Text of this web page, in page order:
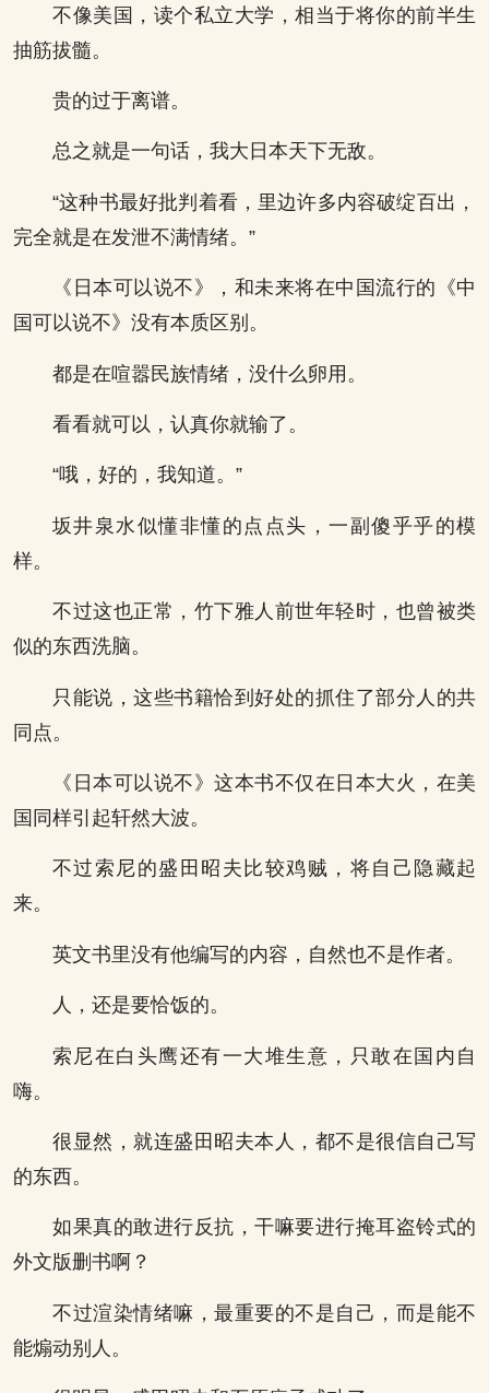
不像美国，读个私立大学，相当于将你的前半生
抽筋拔髓。
贵的过于离谱。
总之就是一句话，我大日本天下无敌。
“这种书最好批判着看，里边许多内容破绽百出，
完全就是在发泄不满情绪。”
《日本可以说不》，和未来将在中国流行的《中
国可以说不》没有本质区别。
都是在喧嚣民族情绪，没什么卵用。
看看就可以，认真你就输了。
“哦，好的，我知道。”
坂井泉水似懂非懂的点点头，一副傻乎乎的模
样。
不过这也正常，竹下雅人前世年轻时，也曾被类
似的东西洗脑。
只能说，这些书籍恰到好处的抓住了部分人的共
同点。
《日本可以说不》这本书不仅在日本大火，在美
国同样引起轩然大波。
不过索尼的盛田昭夫比较鸡贼，将自己隐藏起
来。
英文书里没有他编写的内容，自然也不是作者。
人，还是要恰饭的。
索尼在白头鹰还有一大堆生意，只敢在国内自
嗨。
很显然，就连盛田昭夫本人，都不是很信自己写
的东西。
如果真的敢进行反抗，干嘛要进行掩耳盗铃式的
外文版删书啊？
不过渲染情绪嘛，最重要的不是自己，而是能不
能煽动别人。